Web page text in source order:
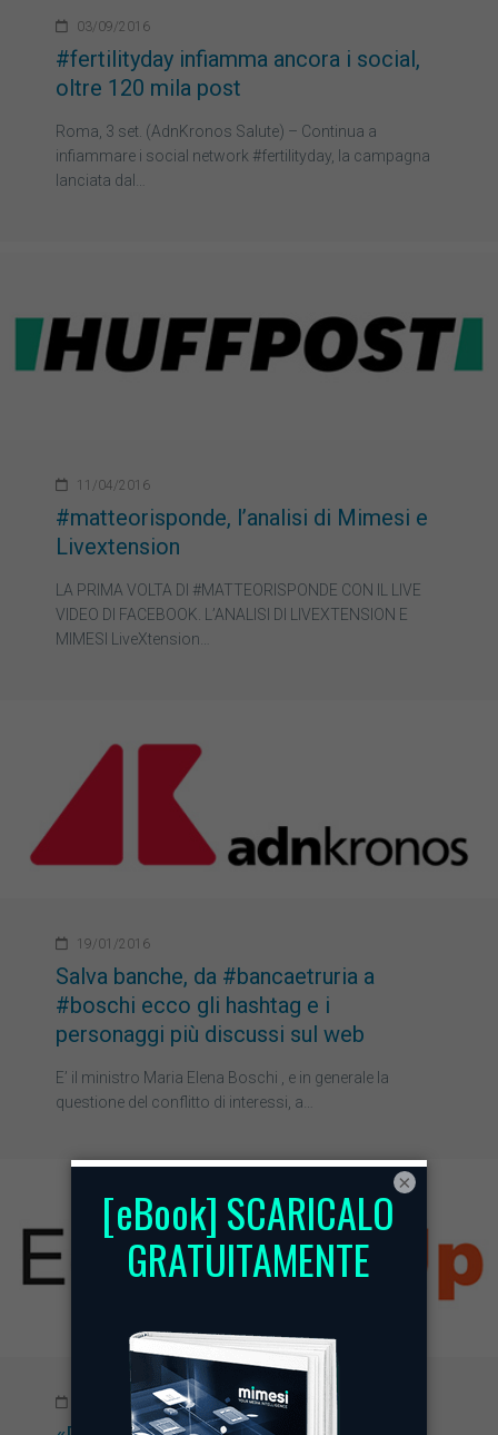
03/09/2016
#fertilityday infiamma ancora i social,
oltre 120 mila post
Roma, 3 set. (AdnKronos Salute) – Continua a
infiammare i social network #fertilityday, la campagna
lanciata dal…
11/04/2016
#matteorisponde, l’analisi di Mimesi e
Livextension
LA PRIMA VOLTA DI #MATTEORISPONDE CON IL LIVE
VIDEO DI FACEBOOK. L’ANALISI DI LIVEXTENSION E
MIMESI LiveXtension…
19/01/2016
Salva banche, da #bancaetruria a
#boschi ecco gli hashtag e i
personaggi più discussi sul web
E’ il ministro Maria Elena Boschi , e in generale la
questione del conflitto di interessi, a…
10/11/2015
×